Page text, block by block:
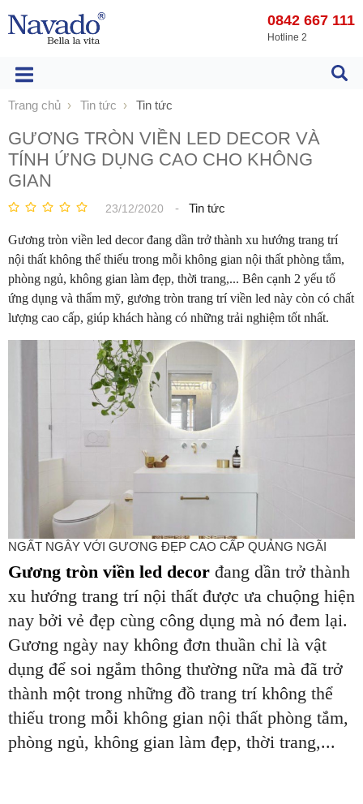
0842 667 111
Hotline 2
Trang chủ Tin tức Tin tức
GƯƠNG TRÒN VIỀN LED DECOR VÀ
TÍNH ỨNG DỤNG CAO CHO KHÔNG
GIAN
23/12/2020 - Tin tức
Gương tròn viền led decor đang dần trở thành xu hướng trang trí
nội thất không thể thiếu trong mỗi không gian nội thất phòng tắm,
phòng ngủ, không gian làm đẹp, thời trang,... Bên cạnh 2 yếu tố
ứng dụng và thẩm mỹ, gương tròn trang trí viền led này còn có chất
lượng cao cấp, giúp khách hàng có những trải nghiệm tốt nhất.
NGẤT NGÂY VỚI GƯƠNG ĐẸP CAO CẤP QUẢNG NGÃI
Gương tròn viền led decor đang dần trở thành
xu hướng trang trí nội thất được ưa chuộng hiện
nay bởi vẻ đẹp cùng công dụng mà nó đem lại.
Gương ngày nay không đơn thuần chỉ là vật
dụng để soi ngắm thông thường nữa mà đã trở
thành một trong những đồ trang trí không thể
thiếu trong mỗi không gian nội thất phòng tắm,
phòng ngủ, không gian làm đẹp, thời trang,...